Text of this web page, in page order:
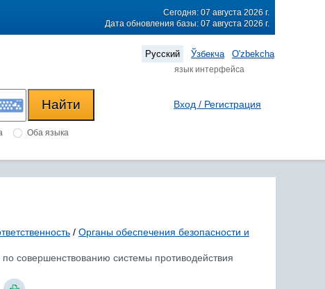
Сегодня: 07 августа 2026 г.
Дата обновления базы: 07 августа 2026 г.
Русский Ўзбекча O'zbekcha
язык интерфейса
Оба языка
Вход / Регистрация
/ Органы обеспечения безопасности и
совершенствованию системы противодействия